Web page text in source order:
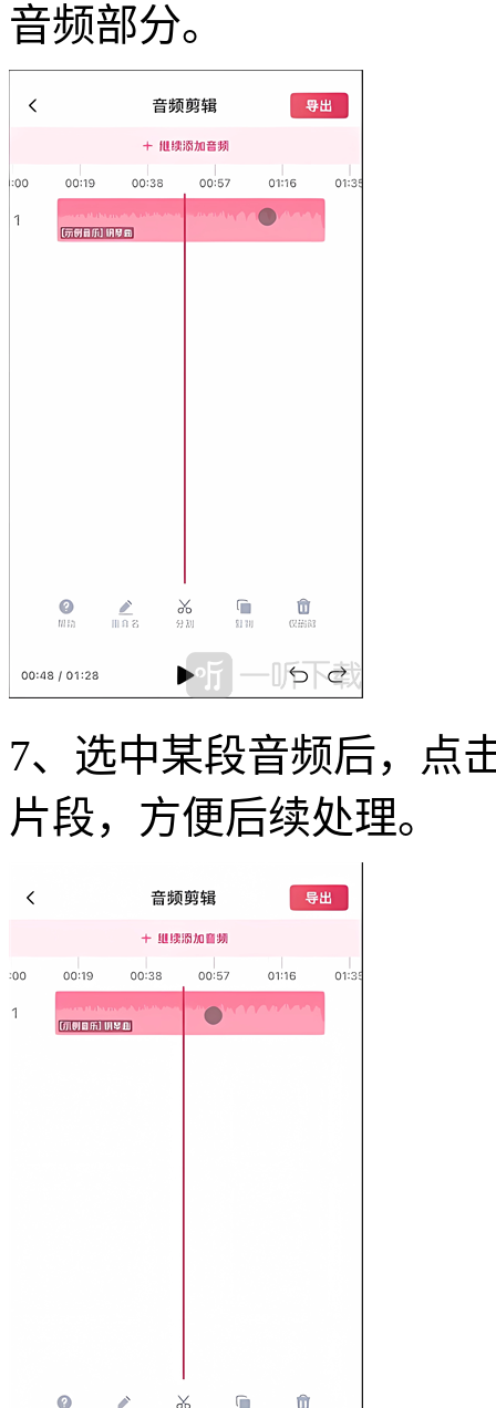
音频部分。
7、选中某段音频后，点
片段，方便后续处理。